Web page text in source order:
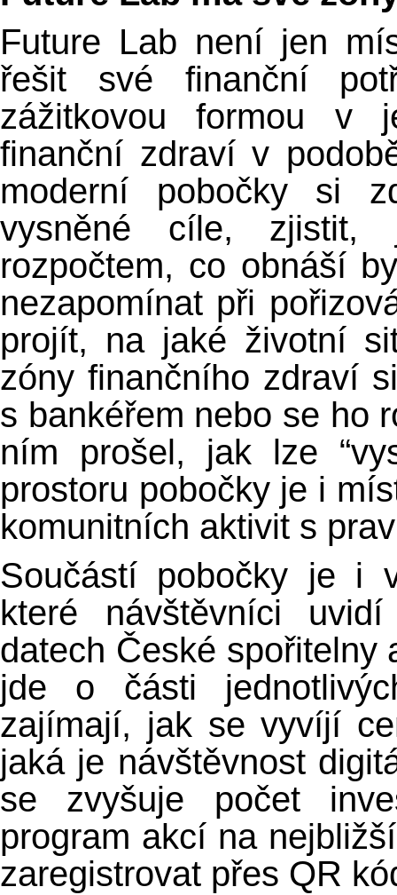
Future Lab není jen
řešit své finanční
zážitkovou formou v
finanční zdraví v
moderní pobočky si
vysněné cíle, zjistit,
rozpočtem, co obnáší
nezapomínat při
projít, na jaké životní
zóny finančního zdraví
s bankéřem nebo se ho
ním prošel, jak lze
prostoru pobočky je i
komunitních aktivit s
Součástí pobočky je i
které návštěvníci
datech České spořitelny
jde o části
zajímají, jak se vyvíjí
jaká je návštěvnost
se zvyšuje počet
program akcí na
zaregistrovat přes QR